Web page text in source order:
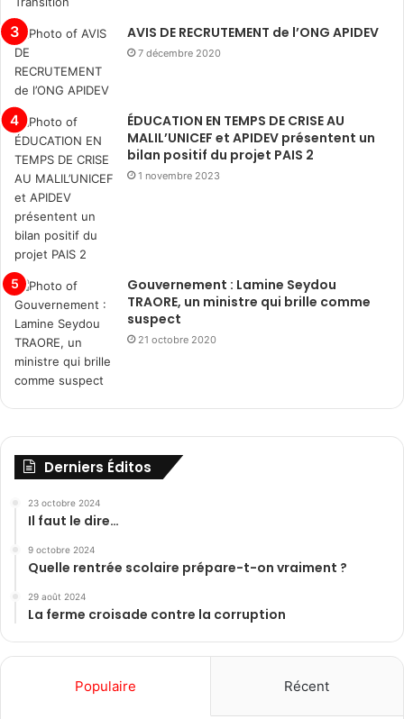
AVIS DE RECRUTEMENT de l’ONG APIDEV
7 décembre 2020
ÉDUCATION EN TEMPS DE CRISE AU
MALIL’UNICEF et APIDEV présentent un
bilan positif du projet PAIS 2
1 novembre 2023
Gouvernement : Lamine Seydou
TRAORE, un ministre qui brille comme
suspect
21 octobre 2020
Derniers Éditos
23 octobre 2024
Il faut le dire…
9 octobre 2024
Quelle rentrée scolaire prépare-t-on vraiment ?
29 août 2024
La ferme croisade contre la corruption
Populaire Récent